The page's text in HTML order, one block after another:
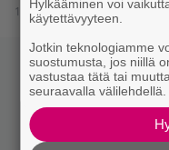
18.4.2023 19:15
Hylkääminen voi
käytettävyyteen.
Jotkin teknologiamme
suostumusta, jos niillä
vastustaa tätä tai
seuraavalla välilehdellä.